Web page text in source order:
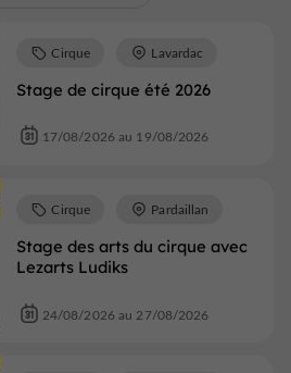
Stage de cirque été 2026
Cirque Lavardac
17/08/2026 au 19/08/2026
Stage des arts du cirque avec
Lezarts Ludiks
Cirque Pardaillan
24/08/2026 au 27/08/2026